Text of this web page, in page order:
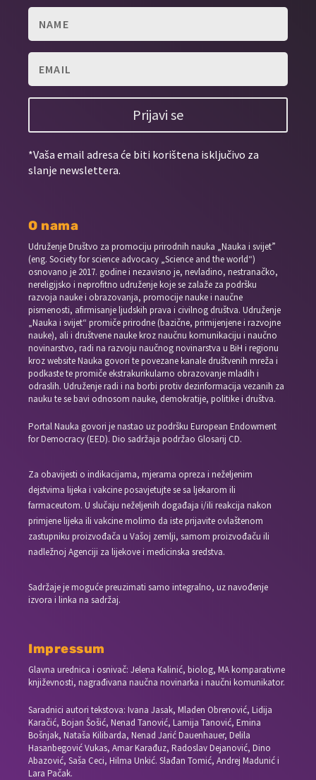
Prijavi se
*Vaša email adresa će biti korištena isključivo za
slanje newslettera.
O nama
Udruženje Društvo za promociju prirodnih nauka „Nauka i svijet”
(eng. Society for science advocacy „Science and the world“)
osnovano je 2017. godine i nezavisno je, nevladino, nestranačko,
nereligijsko i neprofitno udruženje koje se zalaže za podršku
razvoja nauke i obrazovanja, promocije nauke i naučne
pismenosti, afirmisanje ljudskih prava i civilnog društva. Udruženje
„Nauka i svijet“ promiče prirodne (bazične, primijenjene i razvojne
nauke), ali i društvene nauke kroz naučnu komunikaciju i naučno
novinarstvo, radi na razvoju naučnog novinarstva u BiH i regionu
kroz website Nauka govori te povezane kanale društvenih mreža i
podkaste te promiče ekstrakurikularno obrazovanje mladih i
odraslih. Udruženje radi i na borbi protiv dezinformacija vezanih za
nauku te se bavi odnosom nauke, demokratije, politike i društva.
Portal Nauka govori je nastao uz podršku European Endowment
for Democracy (EED). Dio sadržaja podržao Glosarij CD.
Za obavijesti o indikacijama, mjerama opreza i neželjenim
dejstvima lijeka i vakcine posavjetujte se sa ljekarom ili
farmaceutom. U slučaju neželjenih događaja i/ili reakcija nakon
primjene lijeka ili vakcine molimo da iste prijavite ovlaštenom
zastupniku proizvođača u Vašoj zemlji, samom proizvođaču ili
nadležnoj Agenciji za lijekove i medicinska sredstva.
Sadržaje je moguće preuzimati samo integralno, uz navođenje
izvora i linka na sadržaj.
Impressum
Glavna urednica i osnivač: Jelena Kalinić, biolog, MA komparativne
književnosti, nagrađivana naučna novinarka i naučni komunikator.
Saradnici autori tekstova: Ivana Jasak, Mladen Obrenović, Lidija
Karačić, Bojan Šošić, Nenad Tanović, Lamija Tanović, Emina
Bošnjak, Nataša Kilibarda, Nenad Jarić Dauenhauer, Delila
Hasanbegović Vukas, Amar Karađuz, Radoslav Dejanović, Dino
Abazović, Saša Ceci, Hilma Unkić. Slađan Tomić, Andrej Madunić i
Lara Pačak.